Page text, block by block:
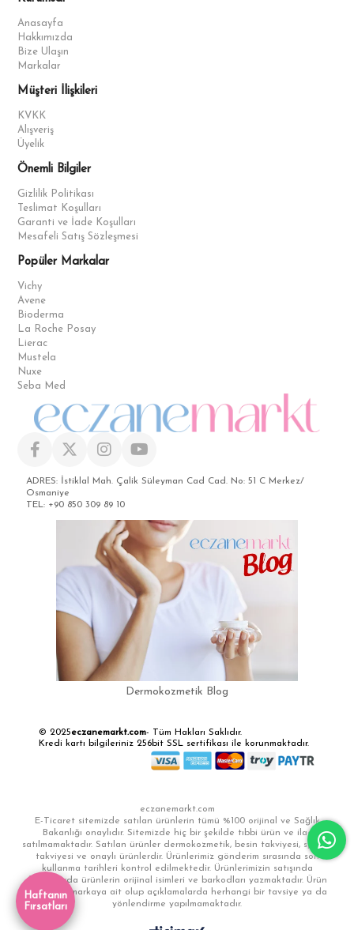
Anasayfa
Hakkımızda
Bize Ulaşın
Markalar
Müşteri İlişkileri
KVKK
Alışveriş
Üyelik
Önemli Bilgiler
Gizlilik Politikası
Teslimat Koşulları
Garanti ve İade Koşulları
Mesafeli Satış Sözleşmesi
Popüler Markalar
Vichy
Avene
Bioderma
La Roche Posay
Lierac
Mustela
Nuxe
Seba Med
ADRES: İstiklal Mah. Çalik Süleyman Cad Cad. No: 51 C Merkez/
Osmaniye
TEL: +90 850 309 89 10
Dermokozmetik Blog
© 2025eczanemarkt.com- Tüm Hakları Saklıdır.
Kredi kartı bilgileriniz 256bit SSL sertifikası ile korunmaktadır.
eczanemarkt.com
E-Ticaret sitemizde satılan ürünlerin tümü %100 orijinal ve Sağlık
Bakanlığı onaylıdır. Sitemizde hiç bir şekilde tıbbi ürün ve ilaç
satılmamaktadır. Satılan ürünler dermokozmetik, besin takviyesi, sporcu
takviyesi ve onaylı ürünlerdir. Ürünlerimiz gönderim sırasında son
kullanma tarihleri kontrol edilmektedir. Ürünlerimizin satışında
faturalarda ürünlerin orijinal isimleri ve barkodları yazmaktadır. Ürün
görselleri markaya ait olup açıklamalarda herhangi bir tavsiye ya da
yönlendirme yapılmamaktadır.
Haftanın
Fırsatları